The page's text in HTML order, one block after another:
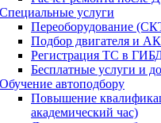
Специальные услуги
Переоборудование
Подбор двигателя и
Регистрация ТС в
Бесплатные услуги и
Обучение автоподбору
Повышение
академический час)